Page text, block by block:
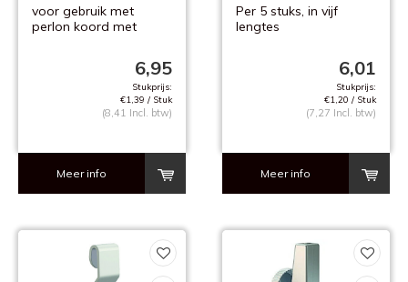
voor gebruik met
perlon koord met
6,95
Stukprijs:
€1,39 / Stuk
(8,41 Incl. btw)
Meer info
5 stuks
Per 5 stuks, in vijf
lengtes
6,01
Stukprijs:
€1,20 / Stuk
(7,27 Incl. btw)
Meer info